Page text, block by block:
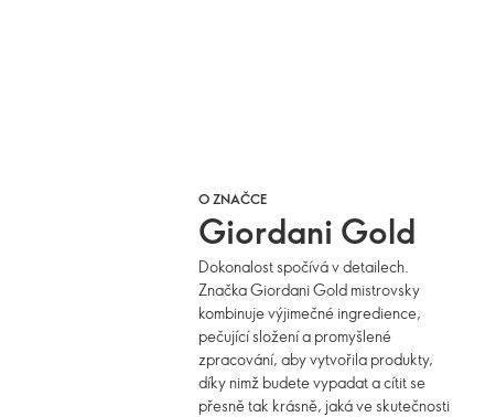
O ZNAČCE
Giordani Gold
Dokonalost spočívá v detailech.
Značka Giordani Gold mistrovsky
kombinuje výjimečné ingredience,
pečující složení a promyšlené
zpracování, aby vytvořila produkty,
díky nimž budete vypadat a cítit se
přesně tak krásně, jaká ve skutečnosti